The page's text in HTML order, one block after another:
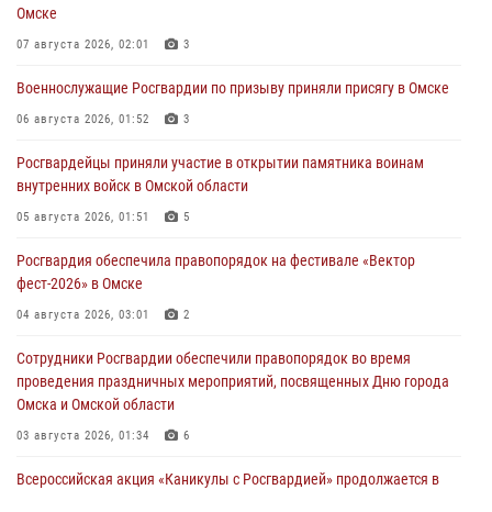
Омске
07 августа 2026, 02:01 3
Военнослужащие Росгвардии по призыву приняли присягу в Омске
06 августа 2026, 01:52 3
Росгвардейцы приняли участие в открытии памятника воинам
внутренних войск в Омской области
05 августа 2026, 01:51 5
Росгвардия обеспечила правопорядок на фестивале «Вектор
фест-2026» в Омске
04 августа 2026, 03:01 2
Сотрудники Росгвардии обеспечили правопорядок во время
проведения праздничных мероприятий, посвященных Дню города
Омска и Омской области
03 августа 2026, 01:34 6
Всероссийская акция «Каникулы с Росгвардией» продолжается в